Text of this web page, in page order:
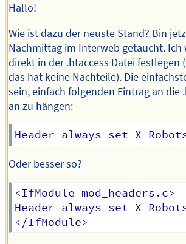
Hallo!
Wie ist dazu der neuste Stand? Bin
Nachmittag im Interweb getaucht. Ich
direkt in der .htaccess Datei festlegen
das hat keine Nachteile). Die
sein, einfach folgenden Eintrag an die
an zu hängen:
Oder besser so?
<IfModule mod_headers.c>
Header always set X-